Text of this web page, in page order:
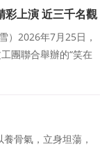
彩上演 近三千名觀
）2026年7月25日，
團聯合舉辦的“笑在
骨氣，立身坦蕩，